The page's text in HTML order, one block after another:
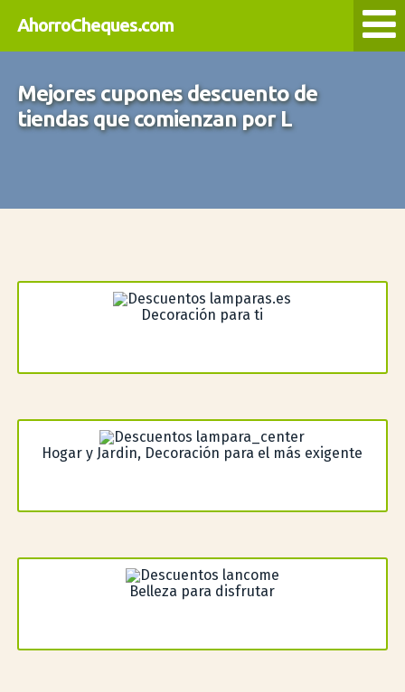
AhorroCheques.com
Mejores cupones descuento de
tiendas que comienzan por L
Decoración para ti
Hogar y Jardin, Decoración para el más exigente
Belleza para disfrutar